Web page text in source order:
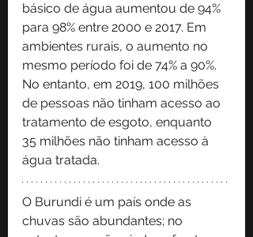
básico de água aumentou de 94%
para 98% entre 2000 e 2017. Em
ambientes rurais, o aumento no
mesmo período foi de 74% a 90%.
No entanto, em 2019, 100 milhões
de pessoas não tinham acesso ao
tratamento de esgoto, enquanto
35 milhões não tinham acesso à
água tratada.
O Burundi é um país onde as
chuvas são abundantes; no